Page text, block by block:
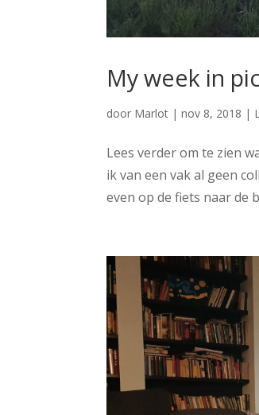
My week in
door Marlot |nov 8, 2018 |
Lees verder om te zien
ik van een vak al geen
even op de fiets naar de